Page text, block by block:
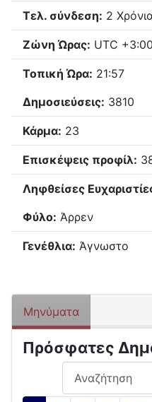
Τελ. σύνδεση: 2
Ζώνη Ώρας: UTC +3:00
Τοπική Ώρα: 21:57
Δημοσιεύσεις: 3810
Κάρμα: 23
Επισκέψεις προφίλ:
Ληφθείσες
Φύλο: Άρρεν
Γενέθλια: Άγνωστο
Μηνύματα
Πρόσφατες